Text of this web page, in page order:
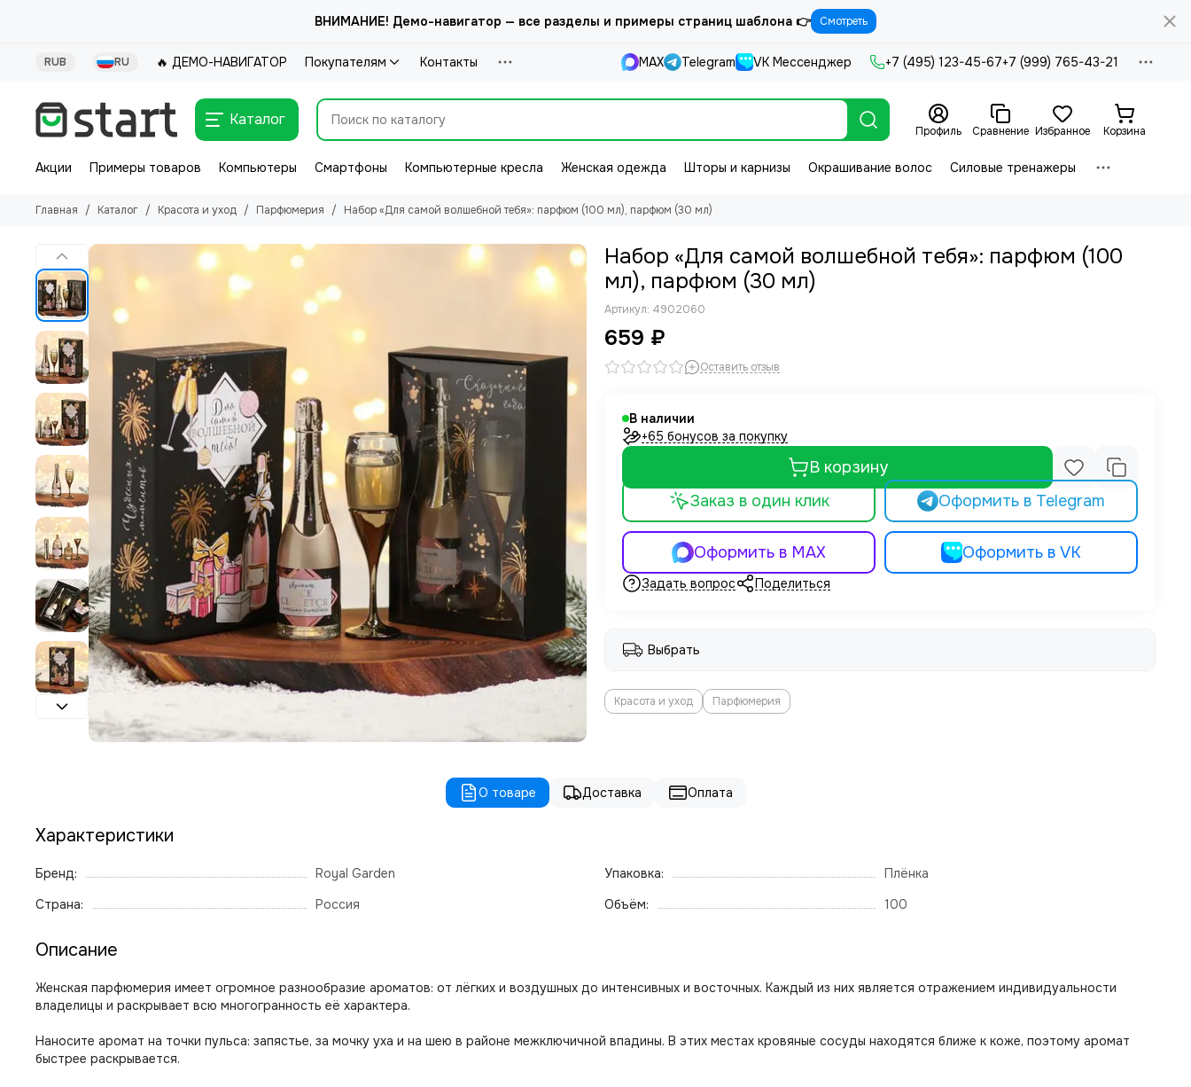
ВНИМАНИЕ! Демо-навигатор — все разделы и примеры страниц шаблона 👉 Смотреть
RUB RU 🔥 ДЕМО-НАВИГАТОР Покупателям Контакты MAX Telegram VK Мессенджер +7 (495) 123-45-67+7 (999) 765-43-21
Каталог
Профиль Сравнение Избранное Корзина
Акции Примеры товаров Компьютеры Смартфоны Компьютерные кресла Женская одежда Шторы и карнизы Окрашивание волос Силовые тренажеры
Главная Каталог Красота и уход Парфюмерия Набор «Для самой волшебной тебя»: парфюм (100 мл), парфюм (30 мл)
Набор «Для самой волшебной тебя»: парфюм (100
мл), парфюм (30 мл)
Артикул: 4902060
659 ₽
Оставить отзыв
В наличии
+65 бонусов за покупку
В корзину
Оформить в Telegram
Оформить в MAX Оформить в VK
Заказ в один клик
Задать вопрос Поделиться
Выбрать
Красота и уход Парфюмерия
О товаре Доставка Оплата
Характеристики
Бренд:
Royal Garden
Страна:
Россия
Упаковка:
Плёнка
Объём:
100
Описание
Женская парфюмерия имеет огромное разнообразие ароматов: от лёгких и воздушных до интенсивных и восточных. Каждый из них является отражением индивидуальности
владелицы и раскрывает всю многогранность её характера.
Наносите аромат на точки пульса: запястье, за мочку уха и на шею в районе межключичной впадины. В этих местах кровяные сосуды находятся ближе к коже, поэтому аромат
быстрее раскрывается.